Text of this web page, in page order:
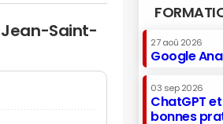
Saint-
27 aoû 2026
Google
03 sep 2026
ChatGPT
bonnes